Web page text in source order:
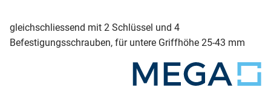
gleichschliessend mit 2 Schlüssel und 4
Befestigungsschrauben, für untere Griffhöhe 25-43 mm